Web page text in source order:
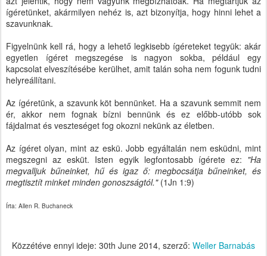
ígéretünket, akármilyen nehéz is, azt bizonyítja, hogy hinni lehet a
szavunknak.
Figyelnünk kell rá, hogy a lehető legkisebb ígéreteket tegyük: akár
egyetlen ígéret megszegése is nagyon sokba, például egy
kapcsolat elveszítésébe kerülhet, amit talán soha nem fogunk tudni
helyreállítani.
Az ígéretünk, a szavunk köt bennünket. Ha a szavunk semmit nem
ér, akkor nem fognak bízni bennünk és ez előbb-utóbb sok
fájdalmat és veszteséget fog okozni nekünk az életben.
Az ígéret olyan, mint az eskü. Jobb egyáltalán nem esküdni, mint
megszegni az esküt. Isten egyik legfontosabb ígérete ez: "Ha
megvalljuk bűneinket, hű és igaz ő: megbocsátja bűneinket, és
megtisztít minket minden gonoszságtól."(1Jn 1:9)
Írta: Allen R. Buchaneck
Közzétéve ennyi ideje: 30th June 2014, szerző: Weller Barnabás